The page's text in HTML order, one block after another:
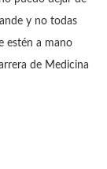
y no todas
estén a mano
de Medicina